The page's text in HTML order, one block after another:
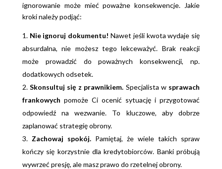
ignorowanie może mieć poważne konsekwencje. Jakie
kroki należy podjąć:
Nie ignoruj dokumentu! Nawet jeśli kwota wydaje się
absurdalna, nie możesz tego lekceważyć. Brak reakcji
może prowadzić do poważnych konsekwencji, np.
dodatkowych odsetek.
Skonsultuj się z prawnikiem. Specjalista wsprawach
frankowych pomoże Ci ocenić sytuację i przygotować
odpowiedź na wezwanie. To kluczowe, aby dobrze
zaplanować strategię obrony.
Zachowaj spokój.Pamiętaj, że wiele takich spraw
kończy się korzystnie dla kredytobiorców. Banki próbują
wywrzeć presję, ale masz prawo do rzetelnej obrony.